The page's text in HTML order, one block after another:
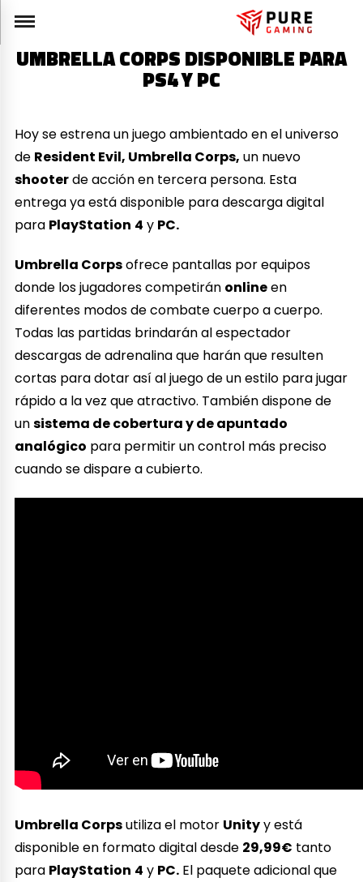
UMBRELLA CORPS DISPONIBLE PARA
PS4 Y PC
Hoy se estrena un juego ambientado en el universo
de Resident Evil, Umbrella Corps, un nuevo
shooterde acción en tercera persona. Esta
entrega ya está disponible para descarga digital
para PlayStation 4 y PC.
Umbrella Corpsofrece pantallas por equipos
donde los jugadores competirán onlineen
diferentes modos de combate cuerpo a cuerpo.
Todas las partidas brindarán al espectador
descargas de adrenalina que harán que resulten
cortas para dotar así al juego de un estilo para jugar
rápido a la vez que atractivo. También dispone de
unsistema de cobertura y de apuntado
analógico para permitir un control más preciso
cuando se dispare a cubierto.
Umbrella Corpsutiliza el motor Unityy está
disponible en formato digital desde 29,99€ tanto
para PlayStation 4 y PC. El paquete adicional que